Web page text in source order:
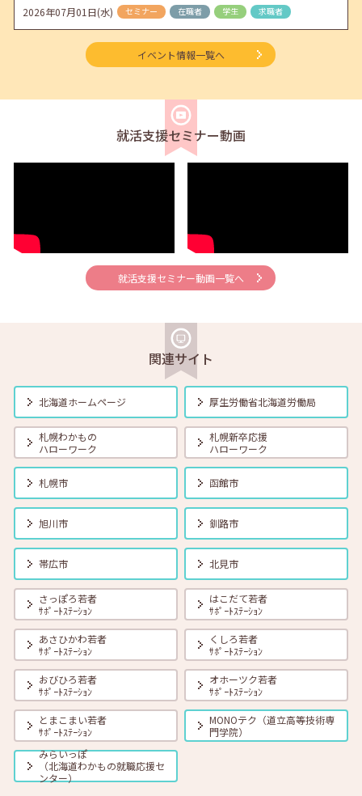
2026年07月01日(水) セミナー 在職者 学生 求職者
【函館・対面】7月1日（水）就勝塾 落ち込んだ気分をコントロールす
る方法 13:30～14:30
【帯広・対面】7月7日（火）就勝塾 職務経歴書 作成のコツ 11:00～
2026年07月01日(水) セミナー 在職者 学生 求職者
【函館・対面】7月15日（水）就勝塾 就活ストレス4つの解消法 13:30
在職者
【オンライン】7月16日（木）仕事がうまくいく！5つの伝え方 14:00
【帯広・対面】7月17日（金）就勝塾 面接のマナーと答え方のポイン
ト 14:00～14:40
2026年07月01日(水) 学生
【釧路・対面】7月17日（金）就勝塾 お仕事の探し方 13:30～14:30
2026年07月01日(水) 在職者 学生
【オンライン】7月22日（水）就職活動のススメ方 14:00～14:30
2026年07月01日(水) セミナー 在職者 学生 求職者
【帯広・対面】7月24日（金）就勝塾 会話力アップ～こんな時のビジ
ネス会話～ 11:00～11:40
2026年07月01日(水)
【オンライン】7月24日（金）自己分析で見つけるあなたの強み！
14:00～14:30
2026年07月01日(水) セミナー
イベント情報一覧へ
就活支援セミナー動画
就活支援セミナー動画一覧へ
関連サイト
北海道ホームページ 厚生労働省北海道労働局
札幌わかもの
ハローワーク
札幌新卒応援
ハローワーク
札幌市 函館市
旭川市 釧路市
帯広市 北見市
さっぽろ若者
ｻﾎﾟｰﾄｽﾃｰｼｮﾝ
はこだて若者
ｻﾎﾟｰﾄｽﾃｰｼｮﾝ
あさひかわ若者
ｻﾎﾟｰﾄｽﾃｰｼｮﾝ
くしろ若者
ｻﾎﾟｰﾄｽﾃｰｼｮﾝ
おびひろ若者
ｻﾎﾟｰﾄｽﾃｰｼｮﾝ
オホーツク若者
ｻﾎﾟｰﾄｽﾃｰｼｮﾝ
とまこまい若者
ｻﾎﾟｰﾄｽﾃｰｼｮﾝ
MONOテク（道立高等技術専
門学院）
みらいっぽ
（北海道わかもの就職応援セ
ンター）